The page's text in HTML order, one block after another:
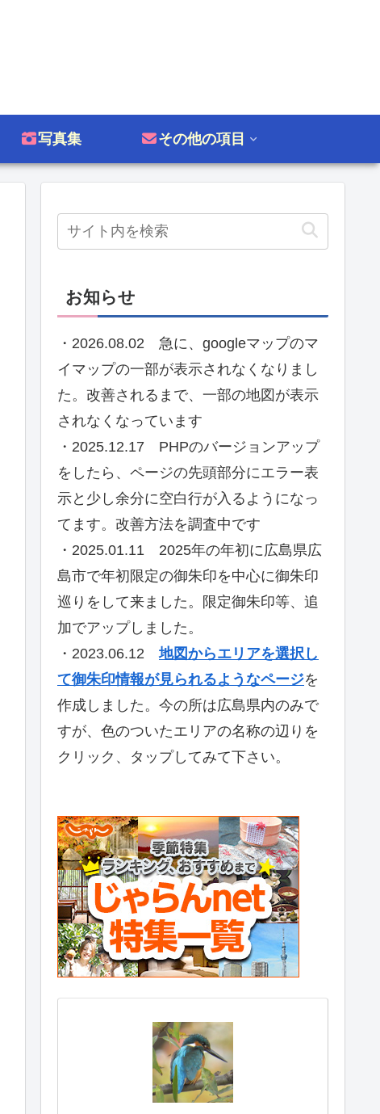
写真集 その他の項目
お知らせ
・2026.08.02 急に、googleマップのマ
イマップの一部が表示されなくなりまし
た。改善されるまで、一部の地図が表示
されなくなっています
・2025.12.17 PHPのバージョンアップ
をしたら、ページの先頭部分にエラー表
示と少し余分に空白行が入るようになっ
てます。改善方法を調査中です
・2025.01.11 2025年の年初に広島県広
島市で年初限定の御朱印を中心に御朱印
巡りをして来ました。限定御朱印等、追
加でアップしました。
・2023.06.12地図からエリアを選択し
て御朱印情報が見られるようなページを
作成しました。今の所は広島県内のみで
すが、色のついたエリアの名称の辺りを
クリック、タップしてみて下さい。